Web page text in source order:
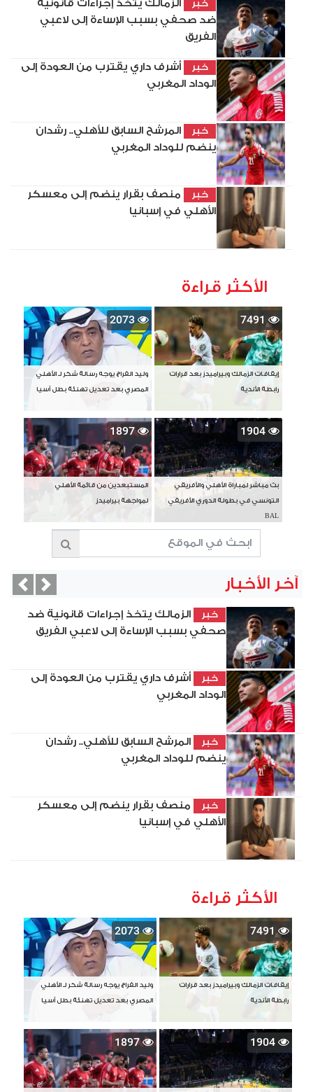
خبر
الزمالك يتخذ إجراءات قانونية
ضد صحفي بسبب الإساءة إلى لاعبي
الفريق
خبر
أشرف داري يقترب من العودة إلى
الوداد المغربي
خبر
المرشح السابق للأهلي.. رشدان
ينضم للوداد المغربي
خبر
منصف بقرار ينضم إلى معسكر
الأهلي في إسبانيا
الأكثر قراءة
7491
إيقافات الزمالك وبيراميدز بعد قرارات
رابطة الأندية
2073
وليد الفراج يوجه رسالة شكر لـ الأهلي
المصري بعد تعديل تهنئة بطل آسيا
1904
بث مباشر لمباراة الأهلي والأفريقي
التونسي في بطولة الدوري الأفريقي
BAL
1897
المستبعدين من قائمة الأهلي
لمواجهة بيراميدز
آخر الأخبار
خبر
الزمالك يتخذ إجراءات قانونية ضد
صحفي بسبب الإساءة إلى لاعبي الفريق
خبر
أشرف داري يقترب من العودة إلى
الوداد المغربي
خبر
المرشح السابق للأهلي.. رشدان
ينضم للوداد المغربي
خبر
منصف بقرار ينضم إلى معسكر
الأهلي في إسبانيا
Next
الأكثر قراءة
7491
إيقافات الزمالك وبيراميدز بعد قرارات
رابطة الأندية
2073
وليد الفراج يوجه رسالة شكر لـ الأهلي
المصري بعد تعديل تهنئة بطل آسيا
1904
1897